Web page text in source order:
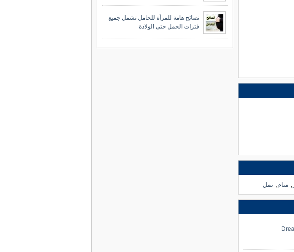
منام نمل
نصائح هامة للمرأة للحامل تشمل جميع
فترات الحمل حتى الولادة